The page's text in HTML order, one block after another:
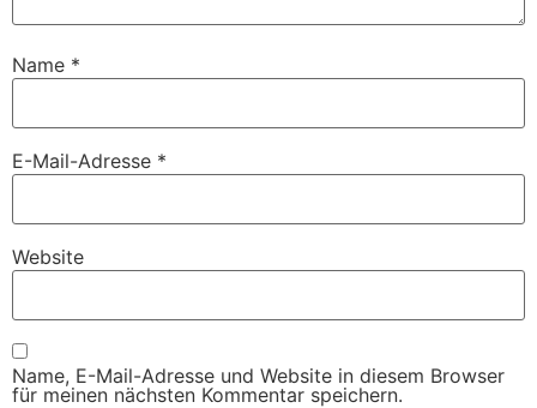
Name *
E-Mail-Adresse *
Website
Name, E-Mail-Adresse und Website in diesem Browser
für meinen nächsten Kommentar speichern.